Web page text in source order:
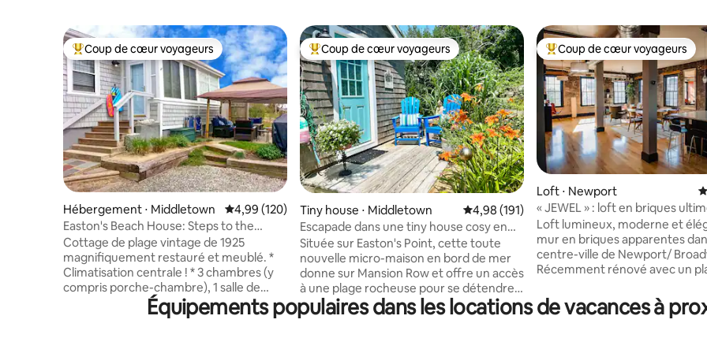
Coups de cœur voyageurs les plus appréciés
Coup de cœur voyageurs
Hébergement ⋅ Middletown Évaluation moyenne sur la base de 120 commentaires : 4,99 sur 5
4,99 (120)
Easton's Beach House: Steps to the
Beach, plus AC!
Cottage de plage vintage de 1925
magnifiquement restauré et meublé. *
Climatisation centrale ! * 3 chambres (y
compris porche-chambre), 1 salle de
bain. * Parfait pour les familles, les
couples ou les week-ends entre filles. *
Coups de cœur voyageurs les plus appréciés
Coup de cœur voyageurs
Tiny house ⋅ Middletown Évaluation moyenne sur la base de 191
4,98 (191)
Escapade dans une tiny house cosy en
bord de mer
Située sur Easton's Point, cette toute
nouvelle micro-maison en bord de mer
donne sur Mansion Row et offre un accès
à une plage rocheuse pour se détendre,
nager ou pêcher. La propriété est proche
du centre-ville de Newport et
Coups de cœur voyageurs les
Coup de cœur voyageurs
Loft ⋅ Newport
« JEWEL » : loft en briques
moderne et élégant
Loft lumineux, moderne et
mur en briques apparentes
centre-ville de Newport/
Récemment rénové avec un
design et tous les nouveaux
Hauts plafonds, nouveaux
Équipements populaires dans les locations de vacances à